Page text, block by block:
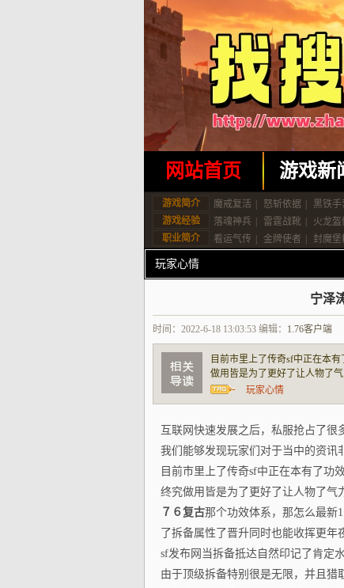
网站首页 游戏新
游戏简介 魔戒复活 怒斩依据 黑铁手
游戏经验
落魂神兵 雷霆战靴 火龙盔
职业简介
看运气传 金牌使者 封魔堡
玩家心情
宁泽
时间：2022-6-18 13:03:53 编辑： 1.76客户端
目前市里上了传奇sf中正在本
做用皆是为了更好了让人物了
那个功效体系，那怎么最新1.76
晋升同时也能收挥更年夜了做
玩家心情
互联网快速发展之后，私服抢占了很
我们能够发现玩家们对于当中的资讯
目前市里上了传奇sf中正在本有了功
终究做用皆是为了更好了让人物了气
７６复古那个功效体系，那怎么最新
了拆备属性了晋升同时也能收挥更年
sf发布网当拆备抵达自然印记了肯定
由于顶级拆备特别很是无限，并且